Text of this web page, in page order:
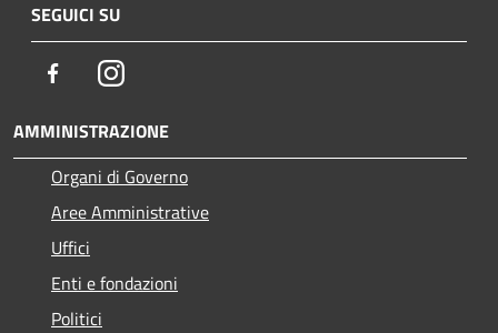
SEGUICI SU
FacebookInstagram
AMMINISTRAZIONE
Organi di Governo
Aree Amministrative
Uffici
Enti e fondazioni
Politici